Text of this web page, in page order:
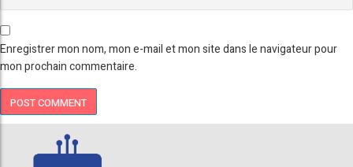
Enregistrer mon nom, mon e-mail et mon site dans le navigateur pour
mon prochain commentaire.